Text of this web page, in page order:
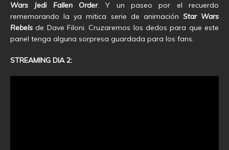
Wars Jedi Fallen Order. Y un paseo por el recuerdo
rememorando la ya mitica serie de animación Star Wars
Rebels de Dave Filoni. Cruzaremos los dedos para que este
panel tenga alguna sorpresa guardada para los fans.
STREAMING DIA 2: